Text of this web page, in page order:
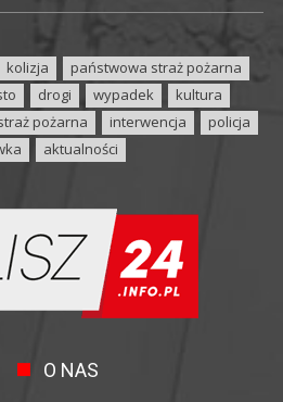
kolizja
państwowa straż pożarna
drogi wypadek
kultura
pożarna interwencja
policja
aktualności
O NAS